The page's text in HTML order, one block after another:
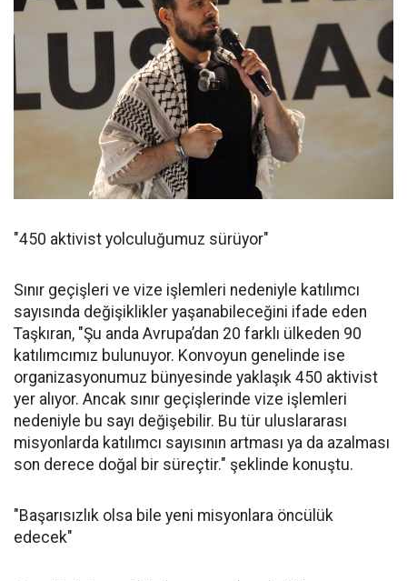
"450 aktivist yolculuğumuz sürüyor"
Sınır geçişleri ve vize işlemleri nedeniyle katılımcı
sayısında değişiklikler yaşanabileceğini ifade eden
Taşkıran, "Şu anda Avrupa’dan 20 farklı ülkeden 90
katılımcımız bulunuyor. Konvoyun genelinde ise
organizasyonumuz bünyesinde yaklaşık 450 aktivist
yer alıyor. Ancak sınır geçişlerinde vize işlemleri
nedeniyle bu sayı değişebilir. Bu tür uluslararası
misyonlarda katılımcı sayısının artması ya da azalması
son derece doğal bir süreçtir." şeklinde konuştu.
"Başarısızlık olsa bile yeni misyonlara öncülük
edecek"